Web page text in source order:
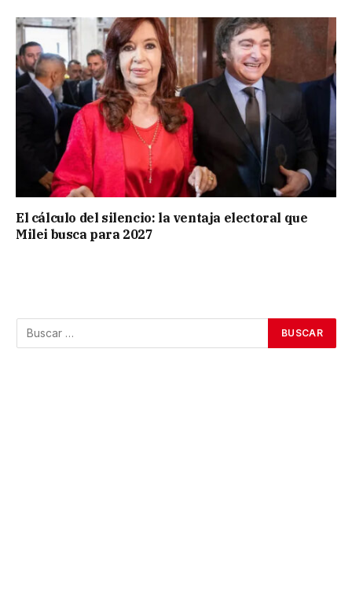
El cálculo del silencio: la ventaja electoral que
Milei busca para 2027